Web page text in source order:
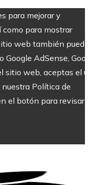
para mejorar y
para mostrar
web también puede
Google AdSense,
sitio web, aceptas el
Política de
el botón para revisar